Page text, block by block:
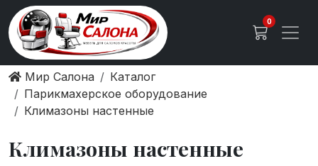
0
Мир Салона
Каталог
Парикмахерское оборудование
Климазоны настенные
Климазоны настенные